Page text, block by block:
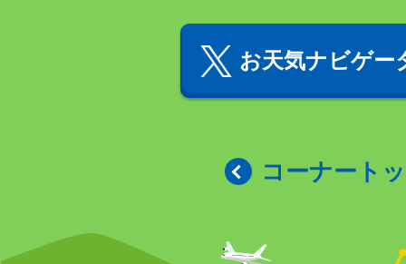
お天気ナビゲー
コーナート